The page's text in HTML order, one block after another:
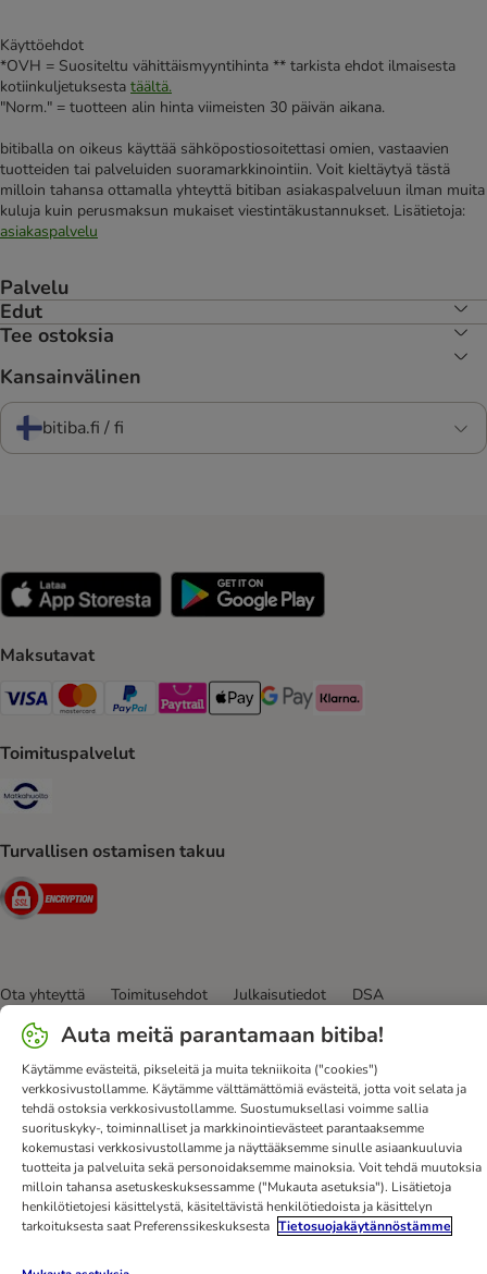
Käyttöehdot
*OVH = Suositeltu vähittäismyyntihinta ** tarkista ehdot ilmaisesta
kotiinkuljetuksesta täältä.
"Norm." = tuotteen alin hinta viimeisten 30 päivän aikana.
bitiballa on oikeus käyttää sähköpostiosoitettasi omien, vastaavien
tuotteiden tai palveluiden suoramarkkinointiin. Voit kieltäytyä tästä
milloin tahansa ottamalla yhteyttä bitiban asiakaspalveluun ilman muita
kuluja kuin perusmaksun mukaiset viestintäkustannukset. Lisätietoja:
asiakaspalvelu
Palvelu
Edut
Tee ostoksia
Kansainvälinen
bitiba.fi / fi
Maksutavat
VISA Payment Method
Mastercard Payment Method
Paypal Payment Method
Paytrail Payment Method
Apple Pay Payment Method
Google Pay Payment Method
Klarna Payment Method
Toimituspalvelut
Turvallisen ostamisen takuu
Security
Ota yhteyttä Toimitusehdot Julkaisutiedot
DSA
Tietosuoja
Uutiskirje Toimituskulut ja -aika
Maksutavat
Peruuta sopimus tästä
Edut
Saavutettavuusseloste
bitiba GmbH2026
Auta meitä parantamaan bitiba!
Käytämme evästeitä, pikseleitä ja muita tekniikoita ("cookies")
verkkosivustollamme. Käytämme välttämättömiä evästeitä, jotta voit selata ja
tehdä ostoksia verkkosivustollamme. Suostumuksellasi voimme sallia
suorituskyky-, toiminnalliset ja markkinointievästeet parantaaksemme
kokemustasi verkkosivustollamme ja näyttääksemme sinulle asiaankuuluvia
tuotteita ja palveluita sekä personoidaksemme mainoksia. Voit tehdä muutoksia
milloin tahansa asetuskeskuksessamme ("Mukauta asetuksia"). Lisätietoja
henkilötietojesi käsittelystä, käsiteltävistä henkilötiedoista ja käsittelyn
tarkoituksesta saat Preferenssikeskuksesta Tietosuojakäytännöstämme